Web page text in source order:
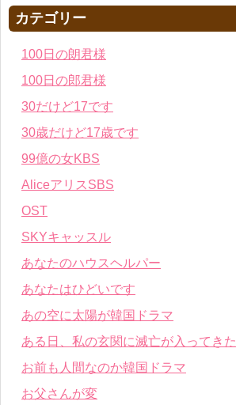
カテゴリー
100日の朗君様
100日の郎君様
30だけど17です
30歳だけど17歳です
99億の女KBS
AliceアリスSBS
OST
SKYキャッスル
あなたのハウスヘルパー
あなたはひどいです
あの空に太陽が韓国ドラマ
ある日、私の玄関に滅亡が入ってきた
お前も人間なのか韓国ドラマ
お父さんが変